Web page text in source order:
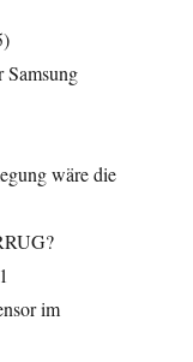
Samsung
wäre die
im